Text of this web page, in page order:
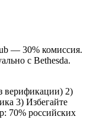
— 30% комиссия.
с Bethesda.
верификации) 2)
3) Избегайте
70% российских